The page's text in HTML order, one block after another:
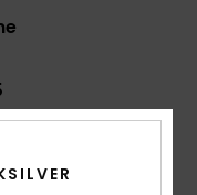
octobre 2025
ce produit